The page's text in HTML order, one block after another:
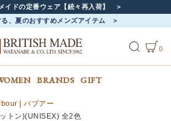
イドの定番ウェア【続々再入荷】
、夏のおすすめメンズアイテム
0
BRANDS GIFT
| バブアー
トン)(UNISEX) 全2色